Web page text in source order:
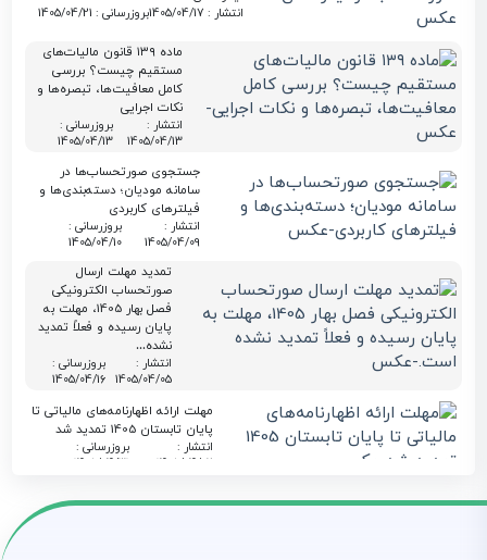
انتشار : 1405/04/17 بروزرسانی : 1405/04/21
ماده ۱۳۹ قانون مالیات‌های
مستقیم چیست؟ بررسی
کامل معافیت‌ها، تبصره‌ها و
نکات اجرایی
انتشار :
1405/04/13
بروزرسانی :
1405/04/13
جستجوی صورتحساب‌ها در
سامانه مودیان؛ دسته‌بندی‌ها و
فیلترهای کاربردی
انتشار :
1405/04/09
بروزرسانی :
1405/04/10
تمدید مهلت ارسال
صورتحساب الکترونیکی
فصل بهار 1405، مهلت به
پایان رسیده و فعلاً تمدید
نشده…
انتشار :
1405/04/05
بروزرسانی :
1405/04/16
مهلت ارائه اظهارنامه‌های مالیاتی تا
پایان تابستان 1405 تمدید شد
انتشار :
1405/04/02
بروزرسانی :
1405/04/31